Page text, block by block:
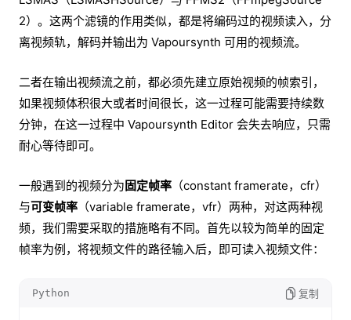
2）。这两个滤镜的作用类似，都是将编码过的视频读入，分
离视频轨，解码并输出为 Vapoursynth 可用的视频流。
二者在输出视频流之前，都必须先建立原始视频的帧索引，
如果视频体积很大或者时间很长，这一过程可能需要持续数
分钟，在这一过程中 Vapoursynth Editor 会失去响应，只需
耐心等待即可。
一般遇到的视频分为固定帧率 （constant framerate，cfr）
与可变帧率 （variable framerate，vfr）两种，对这两种视
频，我们需要采取的措施略有不同。首先以较为简单的固定
帧率为例，将视频文件的路径输入后，即可读入视频文件：
Python 复制